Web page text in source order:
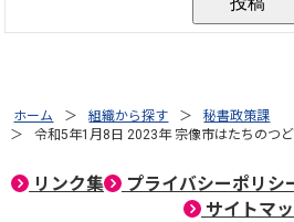
ホーム 組織から探す
秘書政策課
令和5年1月8日 2023年 宗像市はたちのつ
リンク集 プライバシーポリシ
サイトマ